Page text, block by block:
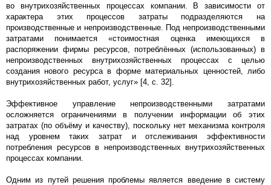
во внутрихозяйственных процессах компании. В зависимости от
характера этих процессов затраты подразделяются на
производственные и непроизводственные. Под непроизводственными
затратами понимается «стоимостная оценка имеющихся в
распоряжении фирмы ресурсов, потреблённых (использованных) в
непроизводственных внутрихозяйственных процессах с целью
создания нового ресурса в форме материальных ценностей, либо
внутрихозяйственных работ, услуг» [4, с. 32].
Эффективное управление непроизводственными затратами
осложняется ограничениями в получении информации об этих
затратах (по объёму и качеству), поскольку нет механизма контроля
над уровнем таких затрат и отслеживания эффективности
потребления ресурсов в непроизводственных внутрихозяйственных
процессах компании.
Одним из путей решения проблемы является введение в систему